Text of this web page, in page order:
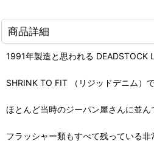
商品詳細
1991年製造と思われる DEADSTOCK
SHRINK TO FIT （リジッドデニム）で
ほとんど当時のジーパン屋さんに並ん
フラッシャー類もすべて残っている